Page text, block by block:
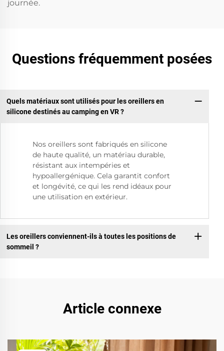
journée.
Questions fréquemment posées
Quels matériaux sont utilisés pour les oreillers en
silicone destinés au camping en VR ?
Nos oreillers sont fabriqués en silicone
de haute qualité, un matériau durable,
résistant aux intempéries et
hypoallergénique. Cela garantit confort
et longévité, ce qui les rend idéaux pour
une utilisation en extérieur.
Les oreillers conviennent-ils à toutes les positions de
sommeil ?
Article connexe